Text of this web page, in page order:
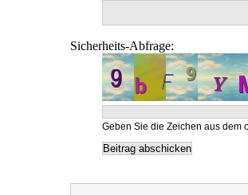
Sicherheits-Abfrage:
Geben Sie die Zeichen aus dem